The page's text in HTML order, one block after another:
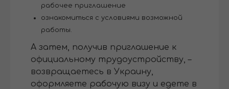
рабочее приглашение
ознакомиться с условиями возможной
работы.
А затем, получив приглашение к
официальному трудоустройству, –
возвращаетесь в Украину,
оформляете рабочую визу и едете в